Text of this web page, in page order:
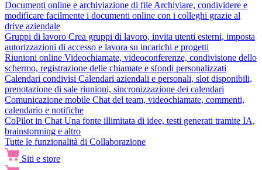
Documenti online e archiviazione di file Archiviare, condividere e
modificare facilmente i documenti online con i colleghi grazie al
drive aziendale
Gruppi di lavoro Crea gruppi di lavoro, invita utenti esterni, imposta
autorizzazioni di accesso e lavora su incarichi e progetti
Riunioni online Videochiamate, videoconferenze, condivisione dello
schermo, registrazione delle chiamate e sfondi personalizzati
Calendari condivisi Calendari aziendali e personali, slot disponibili,
prenotazione di sale riunioni, sincronizzazione dei calendari
Comunicazione mobile Chat del team, videochiamate, commenti,
calendario e notifiche
CoPilot in Chat Una fonte illimitata di idee, testi generati tramite IA,
brainstorming e altro
Tutte le funzionalità di Collaborazione
Siti e store